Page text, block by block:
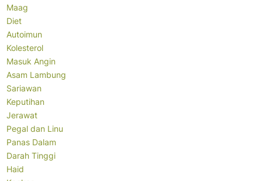
Maag
Diet
Autoimun
Kolesterol
Masuk Angin
Asam Lambung
Sariawan
Keputihan
Jerawat
Pegal dan Linu
Panas Dalam
Darah Tinggi
Haid